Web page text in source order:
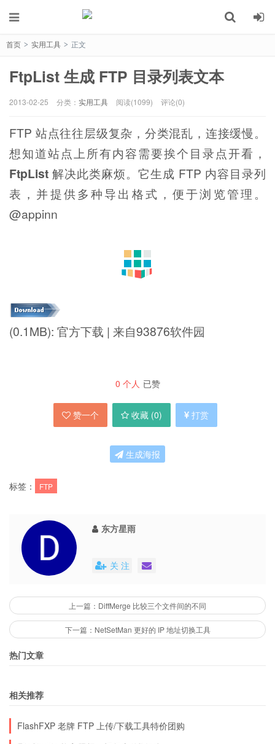
首页 > 实用工具 > 正文
FtpList 生成 FTP 目录列表文本
2013-02-25 分类： 实用工具 阅读(1099) 评论(0)
FTP 站点往往层级复杂，分类混乱，连接缓慢。
想知道站点上所有内容需要挨个目录点开看，
FtpList 解决此类麻烦。它生成 FTP 内容目录列
表，并提供多种导出格式，便于浏览管理。
@appinn
(0.1MB): 官方下载 | 来自93876软件园
0 个人 已赞
赞一个 收藏 (0) 打赏
生成海报
标签： FTP
东方星雨
关 注
上一篇：DiffMerge 比较三个文件间的不同
下一篇：NetSetMan 更好的 IP 地址切换工具
热门文章
相关推荐
FlashFXP 老牌 FTP 上传/下载工具特价团购